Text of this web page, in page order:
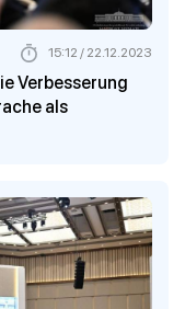
Verbesserung
als
15:12 / 22.12.2023